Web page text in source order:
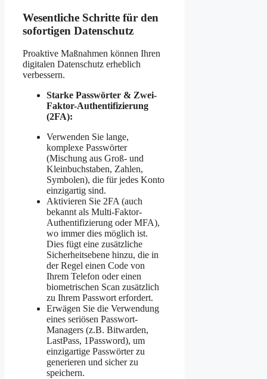
Wesentliche Schritte für den
sofortigen Datenschutz
Proaktive Maßnahmen können Ihren
digitalen Datenschutz erheblich
verbessern.
Starke Passwörter & Zwei-
Faktor-Authentifizierung
(2FA):
Verwenden Sie lange,
komplexe Passwörter
(Mischung aus Groß- und
Kleinbuchstaben, Zahlen,
Symbolen), die für jedes Konto
einzigartig sind.
Aktivieren Sie 2FA (auch
bekannt als Multi-Faktor-
Authentifizierung oder MFA),
wo immer dies möglich ist.
Dies fügt eine zusätzliche
Sicherheitsebene hinzu, die in
der Regel einen Code von
Ihrem Telefon oder einen
biometrischen Scan zusätzlich
zu Ihrem Passwort erfordert.
Erwägen Sie die Verwendung
eines seriösen Passwort-
Managers (z.B. Bitwarden,
LastPass, 1Password), um
einzigartige Passwörter zu
generieren und sicher zu
speichern.